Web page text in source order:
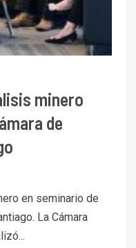
minero
de
en seminario de
La Cámara
producción de
a 2 millones de
récord en
Ebitda de US$
y mejora sus
financieros
prueba
eléctrico para
cátodos al Puerto